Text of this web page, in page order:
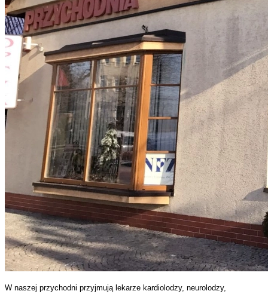
W naszej przychodni przyjmują lekarze kardiolodzy, neurolodzy,